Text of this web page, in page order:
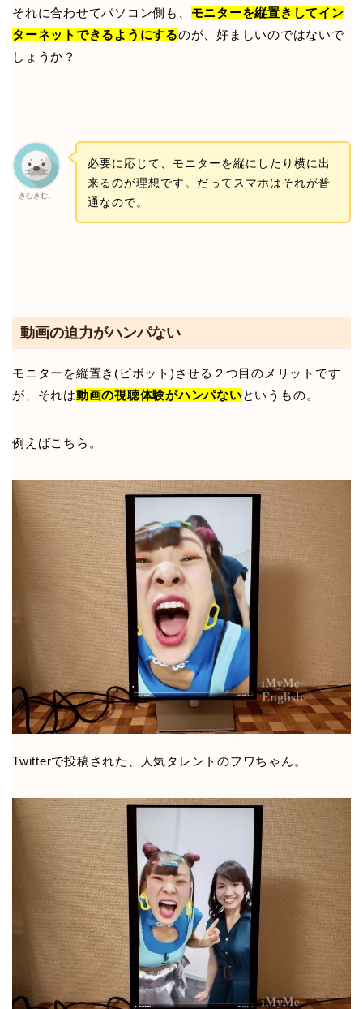
それに合わせてパソコン側も、 モニターを縦置きしてイン
ターネットできるようにするのが、好ましいのではないで
しょうか？
きむきむ。
必要に応じて、モニターを縦にしたり横に出
来るのが理想です。だってスマホはそれが普
通なので。
動画の迫力がハンパない
モニターを縦置き(ピボット)させる２つ目のメリットです
が、それは動画の視聴体験がハンパないというもの。
例えばこちら。
Twitterで投稿された、人気タレントのフワちゃん。